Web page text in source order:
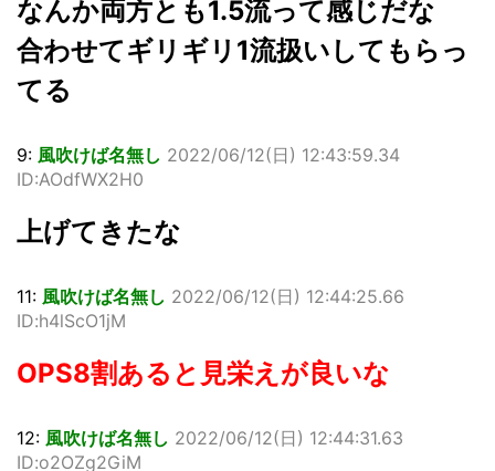
なんか両方とも1.5流って感じだな
合わせてギリギリ1流扱いしてもらっ
てる
9: 風吹けば名無し 2022/06/12(日) 12:43:59.34
ID:AOdfWX2H0
上げてきたな
11: 風吹けば名無し 2022/06/12(日) 12:44:25.66
ID:h4lScO1jM
OPS8割あると見栄えが良いな
12: 風吹けば名無し 2022/06/12(日) 12:44:31.63
ID:o2OZg2GiM